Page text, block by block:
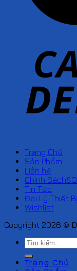
Trang Chủ
Sản Phẩm
Liên hệ
Chính
Tin Tức
Đại Lý Thiết
Wishlist
Copyright 2026 ©
Tìm
kiếm:
Trang Chủ